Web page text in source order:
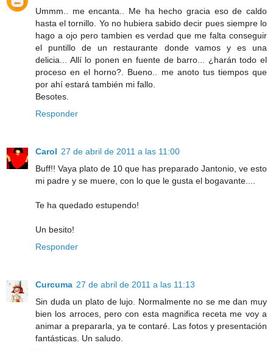
Ummm.. me encanta.. Me ha hecho gracia eso de caldo
hasta el tornillo. Yo no hubiera sabido decir pues siempre lo
hago a ojo pero tambien es verdad que me falta conseguir
el puntillo de un restaurante donde vamos y es una
delicia... Allí lo ponen en fuente de barro... ¿harán todo el
proceso en el horno?. Bueno.. me anoto tus tiempos que
por ahí estará también mi fallo.
Besotes.
Responder
Carol 27 de abril de 2011 a las 11:00
Buff!! Vaya plato de 10 que has preparado Jantonio, ve esto
mi padre y se muere, con lo que le gusta el bogavante....
Te ha quedado estupendo!
Un besito!
Responder
Curcuma 27 de abril de 2011 a las 11:13
Sin duda un plato de lujo. Normalmente no se me dan muy
bien los arroces, pero con esta magnifica receta me voy a
animar a prepararla, ya te contaré. Las fotos y presentación
fantásticas. Un saludo.